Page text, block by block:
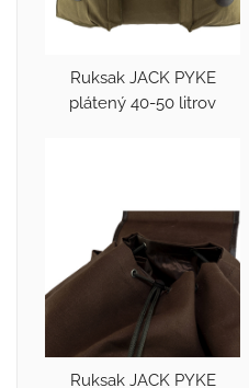
Ruksak JACK PYKE
plátený 40-50 litrov
Ruksak JACK PYKE